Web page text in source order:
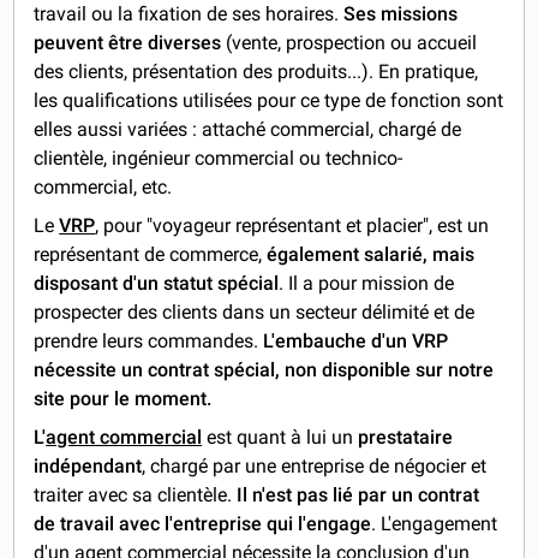
travail ou la fixation de ses horaires.Ses missions
peuvent être diverses (vente, prospection ou accueil
des clients, présentation des produits...). En pratique,
les qualifications utilisées pour ce type de fonction sont
elles aussi variées : attaché commercial, chargé de
clientèle, ingénieur commercial ou technico-
commercial, etc.
LeVRP, pour "voyageur représentant et placier", est un
représentant de commerce,également salarié, mais
disposant d'un statut spécial. Il a pour mission de
prospecter des clients dans un secteur délimité et de
prendre leurs commandes. L'embauche d'un VRP
nécessite un contrat spécial, non disponible sur notre
site pour le moment.
L'agent commercial est quant à lui un prestataire
indépendant, chargé par une entreprise de négocier et
traiter avec sa clientèle. Il n'est pas lié par un contrat
de travail avec l'entreprise qui l'engage. L'engagement
d'un agent commercial nécessite la conclusion d'un